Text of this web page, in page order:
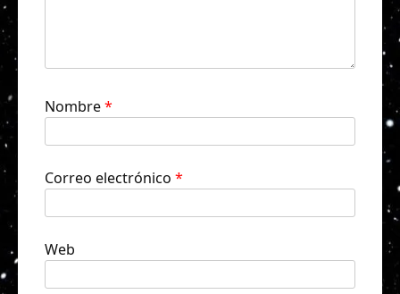
Nombre*
Correo electrónico *
Web